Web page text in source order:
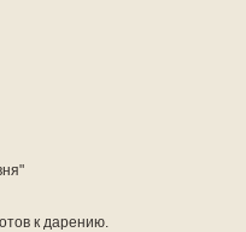
к дарению.